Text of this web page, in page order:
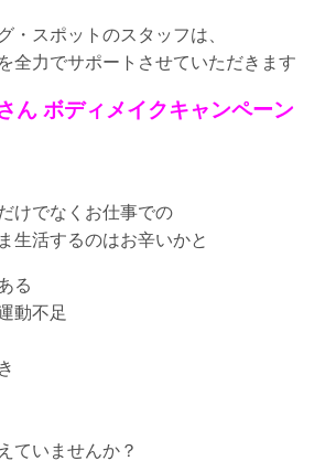
・スポットのスタッフは、
全力でサポートさせていただきます
ん ボディメイクキャンペーン
けでなくお仕事での
生活するのはお辛いかと
る
動不足
ていませんか？